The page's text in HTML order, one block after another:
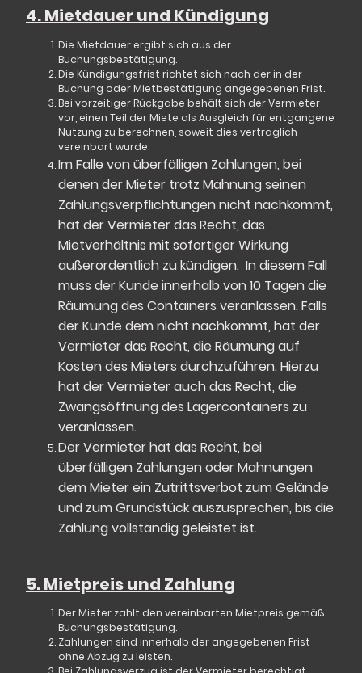
4. Mietdauer und Kündigung
Die Mietdauer ergibt sich aus der
Buchungsbestätigung.
Die Kündigungsfrist richtet sich nach der in der
Buchung oder Mietbestätigung angegebenen Frist.
Bei vorzeitiger Rückgabe behält sich der Vermieter
vor, einen Teil der Miete als Ausgleich für entgangene
Nutzung zu berechnen, soweit dies vertraglich
vereinbart wurde.
Im Falle von überfälligen Zahlungen, bei
denen der Mieter trotz Mahnung seinen
Zahlungsverpflichtungen nicht nachkommt,
hat der Vermieter das Recht, das
Mietverhältnis mit sofortiger Wirkung
außerordentlich zu kündigen. In diesem Fall
muss der Kunde innerhalb von 10 Tagen die
Räumung des Containers veranlassen. Falls
der Kunde dem nicht nachkommt, hat der
Vermieter das Recht, die Räumung auf
Kosten des Mieters durchzuführen. Hierzu
hat der Vermieter auch das Recht, die
Zwangsöffnung des Lagercontainers zu
veranlassen.
Der Vermieter hat das Recht, bei
überfälligen Zahlungen oder Mahnungen
dem Mieter ein Zutrittsverbot zum Gelände
und zum Grundstück auszusprechen, bis die
Zahlung vollständig geleistet ist.
5. Mietpreis und Zahlung
Der Mieter zahlt den vereinbarten Mietpreis gemäß
Buchungsbestätigung.
Zahlungen sind innerhalb der angegebenen Frist
ohne Abzug zu leisten.